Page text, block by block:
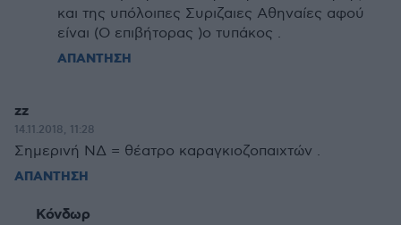
και της υπόλοιπες Συριζαιες Αθηναίες αφού
είναι (Ο επιβήτορας )ο τυπάκος .
ΑΠΑΝΤΗΣΗ
zz
14.11.2018, 11:28
Σημερινή ΝΔ = θέατρο καραγκιοζοπαιχτών .
ΑΠΑΝΤΗΣΗ
Κόνδωρ